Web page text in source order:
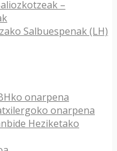
–
Salbuespenak (LH)
onarpena
onarpena
Heziketako